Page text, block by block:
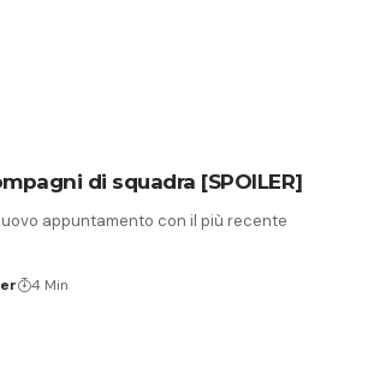
di squadra [SPOILER]
appuntamento con il più recente
4 Min